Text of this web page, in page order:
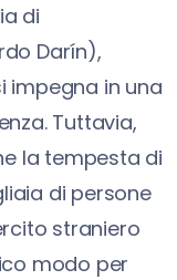
di
Darín),
impegna in una
Tuttavia,
la tempesta di
di persone
straniero
modo per